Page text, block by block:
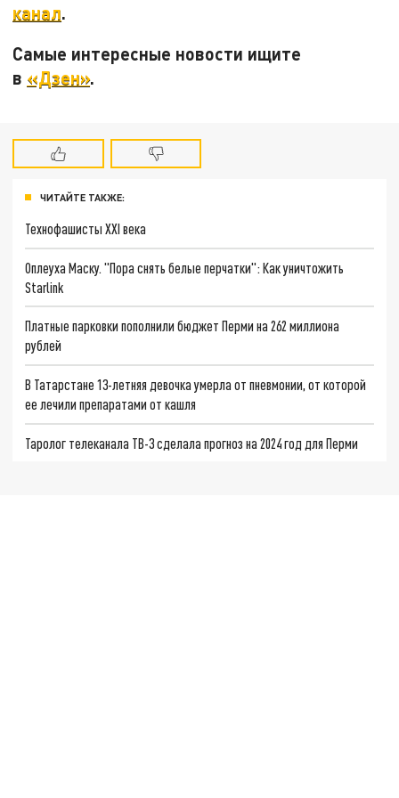
канал.
Самые интересные новости ищите
в «Дзен».
ЧИТАЙТЕ ТАКЖЕ:
Технофашисты XXI века
Оплеуха Маску. "Пора снять белые перчатки": Как уничтожить
Starlink
Платные парковки пополнили бюджет Перми на 262 миллиона
рублей
В Татарстане 13-летняя девочка умерла от пневмонии, от которой
ее лечили препаратами от кашля
Таролог телеканала ТВ-3 сделала прогноз на 2024 год для Перми